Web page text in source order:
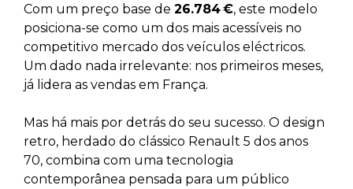
Com um preço base de 26.784 €, este modelo
posiciona-se como um dos mais acessíveis no
competitivo mercado dos veículos eléctricos.
Um dado nada irrelevante: nos primeiros meses,
já lidera as vendas em França.
Mas há mais por detrás do seu sucesso. O design
retro, herdado do clássico Renault 5 dos anos
70, combina com uma tecnologia
contemporânea pensada para um público